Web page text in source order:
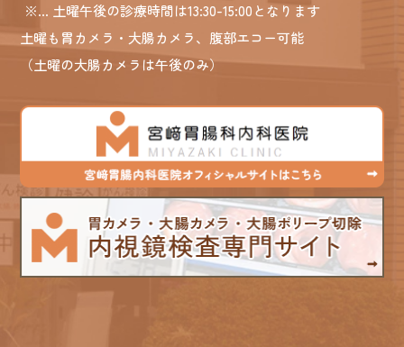
※... 土曜午後の診療時間は13:30-15:00となります
土曜も胃カメラ・大腸カメラ、腹部エコー可能
（土曜の大腸カメラは午後のみ）